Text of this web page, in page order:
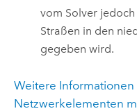
vom Solver
Straßen in den
gegeben wird.
Weitere
Netzwerkelementen